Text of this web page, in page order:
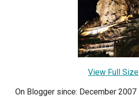
View Full Size
On Blogger since: December 2007